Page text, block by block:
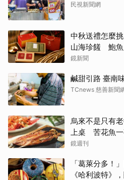
民視新聞網
中秋送禮怎麼
山海珍饈 鮑魚
鏡新聞
鹹甜引路 臺南
TCnews 慈善新聞
烏來不是只有
上桌 苦花魚一
鏡週刊
「葛萊分多！
《哈利波特》